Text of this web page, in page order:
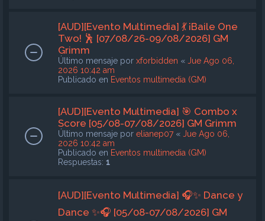
[AUD][Evento Multimedia] 💃 ¡Baile One
Two! 🕺 [07/08/26-09/08/2026] GM
Grimm
Último mensaje por xforbidden « Jue Ago 06,
2026 10:42 am
Publicado en Eventos multimedia (GM)
[AUD][Evento Multimedia] 🎯 Combo x
Score [05/08-07/08/2026] GM Grimm
Último mensaje por elianep07« Jue Ago 06,
2026 10:42 am
Publicado en Eventos multimedia (GM)
Respuestas: 1
[AUD][Evento Multimedia] 🎧✨ Dance y
Dance ✨🎧 [05/08-07/08/2026] GM